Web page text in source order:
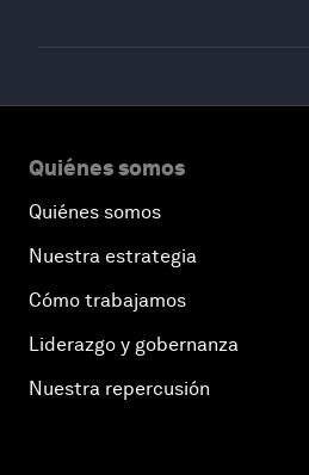
Quiénes somos
Quiénes somos
Nuestra estrategia
Cómo trabajamos
Liderazgo y gobernanza
Nuestra repercusión